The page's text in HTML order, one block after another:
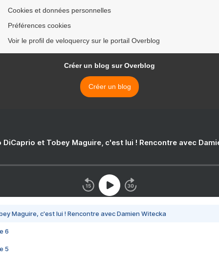
Cookies et données personnelles
Préférences cookies
Voir le profil de veloquercy sur le portail Overblog
Créer un blog sur Overblog
Créer un blog
DiCaprio et Tobey Maguire, c'est lui ! Rencontre avec
Maguire, c'est lui ! Rencontre avec Damien Witecka
6
5